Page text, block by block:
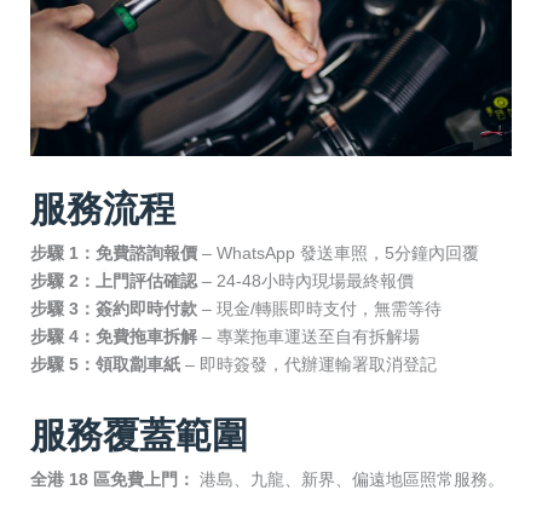
服務流程
步驟 1：免費諮詢報價 – WhatsApp 發送車照，5分鐘內回覆
步驟 2：上門評估確認 – 24-48小時內現場最終報價
步驟 3：簽約即時付款 – 現金/轉賬即時支付，無需等待
步驟 4：免費拖車拆解 – 專業拖車運送至自有拆解場
步驟 5：領取劏車紙 – 即時簽發，代辦運輸署取消登記
服務覆蓋範圍
全港 18 區免費上門： 港島、九龍、新界、偏遠地區照常服務。